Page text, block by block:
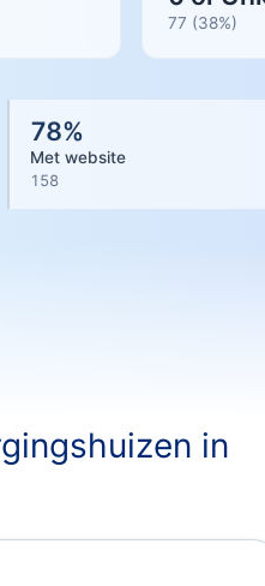
77 (38%)
78%
Met website
158
in